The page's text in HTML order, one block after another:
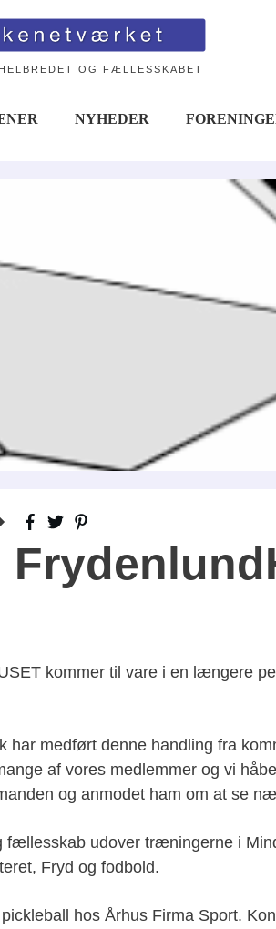
OG FÆLLESSKABET
NYHEDER
kommer til vare i en længere
medført denne handling fra
af vores medlemmer og vi
og anmodet ham om at se
fællesskab udover træningerne i
Fryd og fodbold.
hos Århus Firma Sport.